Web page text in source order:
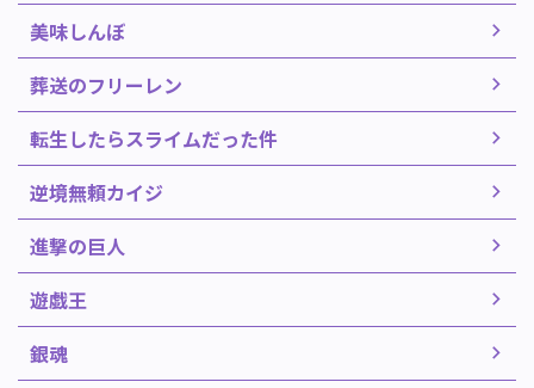
美味しんぼ
葬送のフリーレン
転生したらスライムだった件
逆境無頼カイジ
進撃の巨人
遊戯王
銀魂